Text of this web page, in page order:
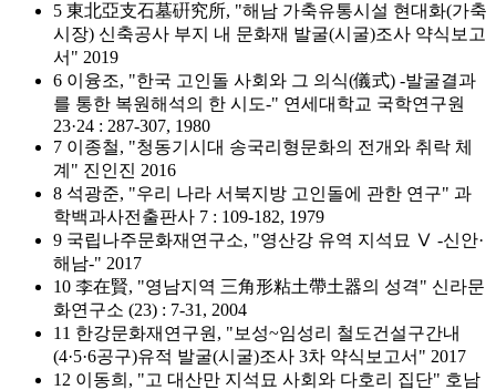
5 東北亞支石墓硏究所, "해남 가축유통시설 현대화(가축
시장) 신축공사 부지 내 문화재 발굴(시굴)조사 약식보고
서" 2019
6 이융조, "한국 고인돌 사회와 그 의식(儀式) -발굴결과
를 통한 복원해석의 한 시도-" 연세대학교 국학연구원
23·24 : 287-307, 1980
7 이종철, "청동기시대 송국리형문화의 전개와 취락 체
계" 진인진 2016
8 석광준, "우리 나라 서북지방 고인돌에 관한 연구" 과
학백과사전출판사 7 : 109-182, 1979
9 국립나주문화재연구소, "영산강 유역 지석묘 Ⅴ -신안·
해남-" 2017
10 李在賢, "영남지역 三角形粘土帶土器의 성격" 신라문
화연구소 (23) : 7-31, 2004
11 한강문화재연구원, "보성~임성리 철도건설구간내
(4·5·6공구)유적 발굴(시굴)조사 3차 약식보고서" 2017
12 이동희, "고 대산만 지석묘 사회와 다호리 집단" 호남